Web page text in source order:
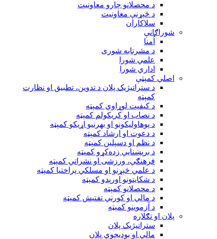
د محصلانو چارو معاونيت
د څېړنې معاونيت
سلاکاران
شوراګانې
اُمنا
د مشرتابه شوری
علمي شورا
اداري شورا
اصلي کمېټې
د ستراتيژيک پلان د تدوين، تطبيق او نظارت
کمېټه
د کيفيت لوړاوي کمېټه
د نصاب او کريکولم کمېټه
د پوهاوليکونو او بهرنيو اړيکو کمېټه
د دعوت او ارشاد کمېټه
د نظم او دسپلين کمېټه
د برېښنايي زده‌کړو کمېټه
فرهنګي، ورزشی او نشراتي کمېټه
د علمي څېړنو او مسلکي پراختيا کمېټه
د شکايتونو اورېدو کمېټه
د محصلانو کمېټه
د مالي او کورني تفتيش کمېټه
د آزموينو کمېټه
پلان او تګلاره
ستراتيژيک پلان
مالي او بوديجوي پلان